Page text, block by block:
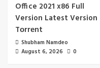
Office 2021 x86 Full
Version Latest Version
Tоrrеnt
Shubham Namdeo
August 6, 2026
0